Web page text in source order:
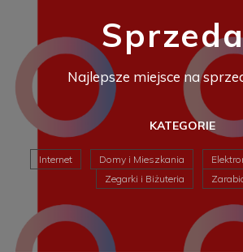
Najlepsze miejsce na
KATEGORIE
Internet Domy i Mieszkania
Zegarki i Biżuteria